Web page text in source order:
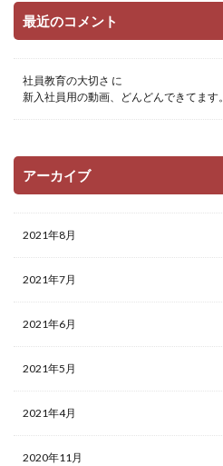
最近のコメント
社員教育の大切さ に
新入社員用の動画、どんどんできてます
アーカイブ
2021年8月
2021年7月
2021年6月
2021年5月
2021年4月
2020年11月